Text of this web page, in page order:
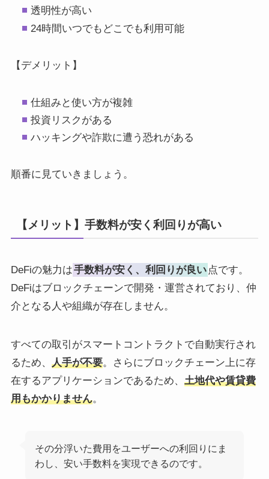
透明性が高い
24時間いつでもどこでも利用可能
【デメリット】
仕組みと使い方が複雑
投資リスクがある
ハッキングや詐欺に遭う恐れがある
順番に見ていきましょう。
【メリット】手数料が安く利回りが高い
DeFiの魅力は手数料が安く、利回りが良い 点です。
DeFiはブロックチェーンで開発・運営されており、仲
介となる人や組織が存在しません。
すべての取引がスマートコントラクトで自動実行され
るため、 人手が不要。さらにブロックチェーン上に存
在するアプリケーションであるため、 土地代や賃貸費
用もかかりません。
その分浮いた費用をユーザーへの利回りにま
わし、安い手数料を実現できるのです。